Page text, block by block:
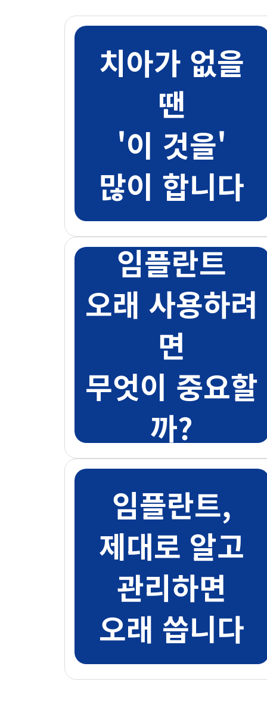
치아가 없을
땐
'이 것을'
많이 합니다
임플란트
오래 사용하려
면
무엇이 중요할
까?
임플란트,
제대로 알고
관리하면
오래 씁니다